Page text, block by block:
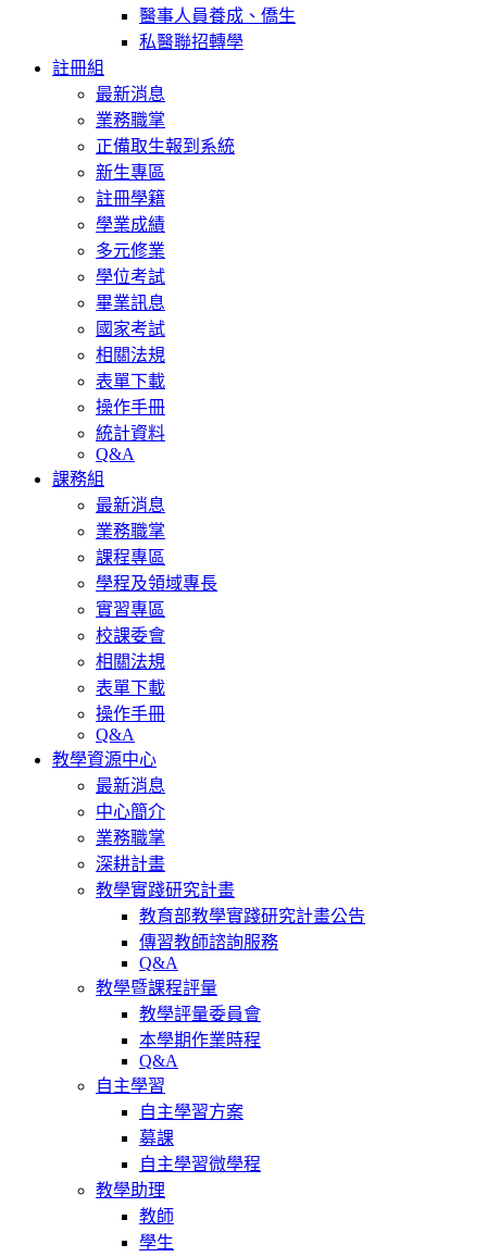
醫事人員養成、僑生
私醫聯招轉學
註冊組
最新消息
業務職掌
正備取生報到系統
新生專區
註冊學籍
學業成績
多元修業
學位考試
畢業訊息
國家考試
相關法規
表單下載
操作手冊
統計資料
Q&A
課務組
最新消息
業務職掌
課程專區
學程及領域專長
實習專區
校課委會
相關法規
表單下載
操作手冊
Q&A
教學資源中心
最新消息
中心簡介
業務職掌
深耕計畫
教學實踐研究計畫
教育部教學實踐研究計畫公告
傳習教師諮詢服務
Q&A
教學暨課程評量
教學評量委員會
本學期作業時程
Q&A
自主學習
自主學習方案
募課
自主學習微學程
教學助理
教師
學生